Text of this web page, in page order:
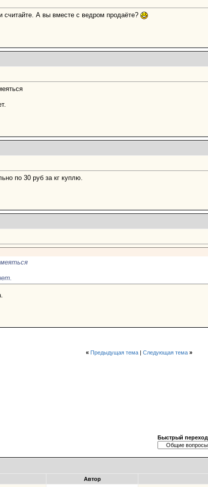
считайте. А вы вместе с ведром продаёте?
по 30 руб за кг куплю.
« Предыдущая тема| Следующая тема »
Быстрый переход
Автор